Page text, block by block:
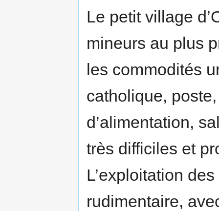
Le petit village
mineurs au plus
les commodités
catholique,
d’alimentation,
très difficiles et
L’exploitation des
rudimentaire,